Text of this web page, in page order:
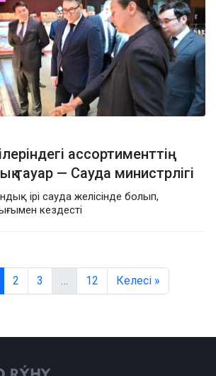
ассортименттің
тауар — Сауда министрлігі
ірі сауда желісінде болып,
кездесті
2 3 12 Келесі »